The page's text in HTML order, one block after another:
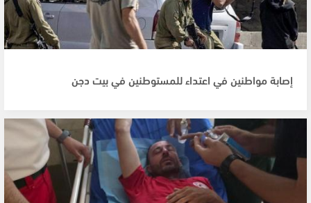
إصابة مواطنين في اعتداء للمستوطنين في بيت دجن